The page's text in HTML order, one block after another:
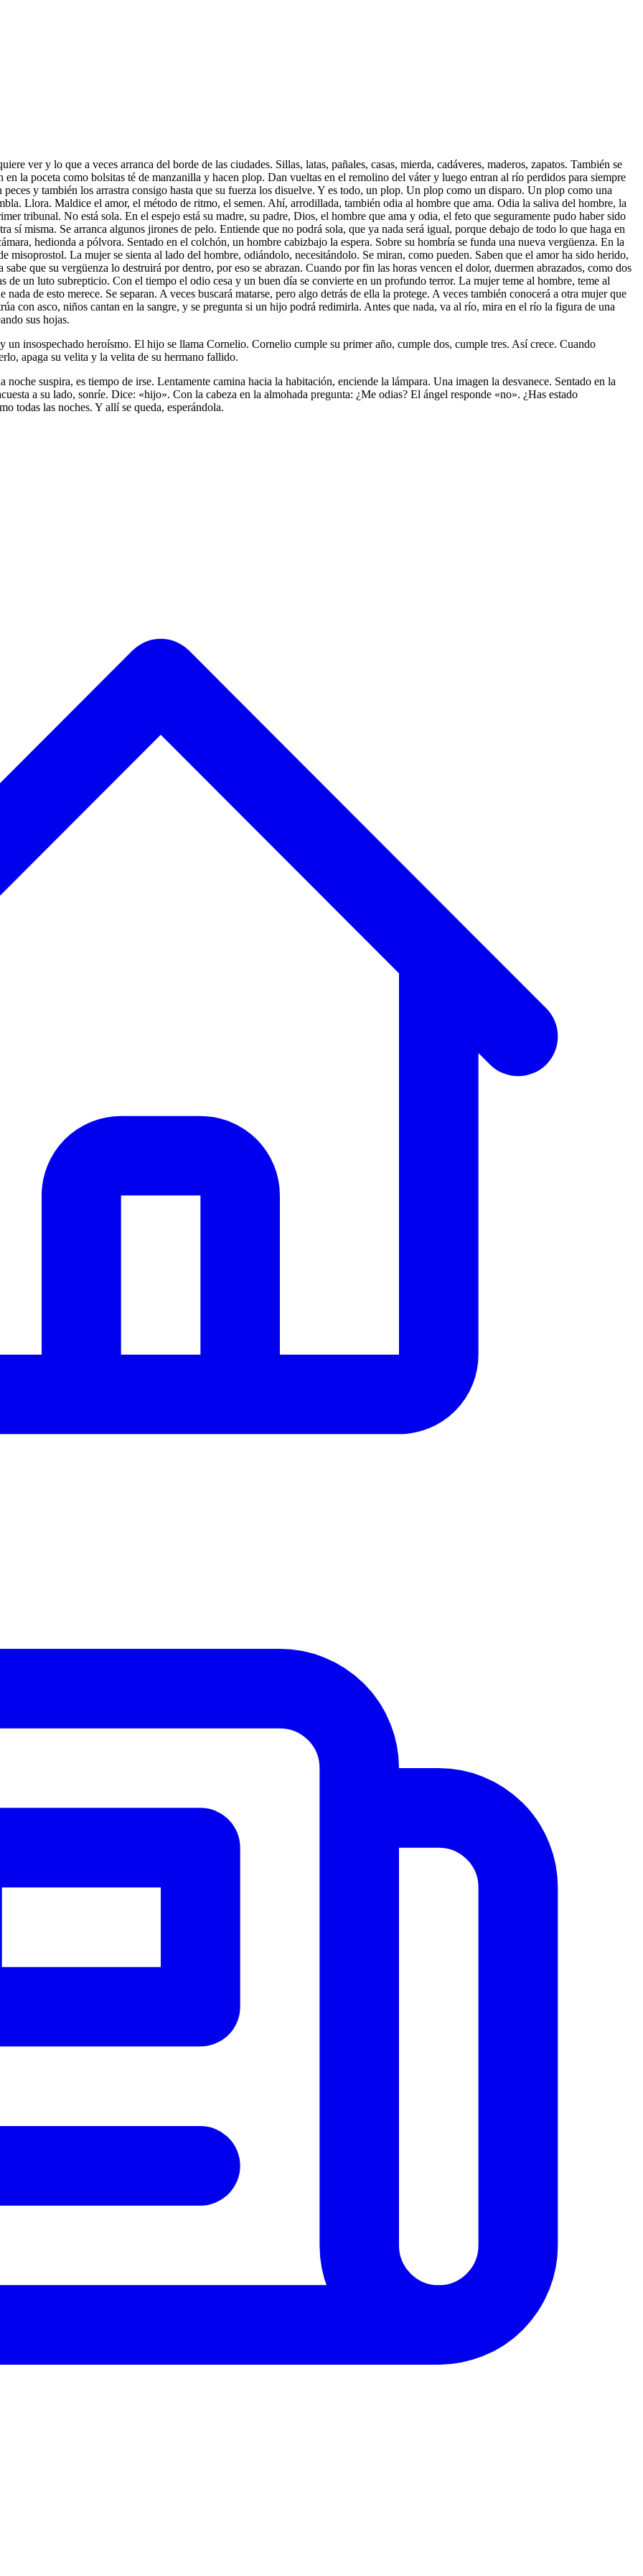
ver y lo que a veces arranca del borde de las ciudades. Sillas, latas, pañales, casas, mierda, cadáveres, maderos, zapatos. También se
la poceta como bolsitas té de manzanilla y hacen plop. Dan vueltas en el remolino del váter y luego entran al río perdidos para siempre
y también los arrastra consigo hasta que su fuerza los disuelve. Y es todo, un plop. Un plop como un disparo. Un plop como una
Llora. Maldice el amor, el método de ritmo, el semen. Ahí, arrodillada, también odia al hombre que ama. Odia la saliva del hombre, la
tribunal. No está sola. En el espejo está su madre, su padre, Dios, el hombre que ama y odia, el feto que seguramente pudo haber sido
sí misma. Se arranca algunos jirones de pelo. Entiende que no podrá sola, que ya nada será igual, porque debajo de todo lo que haga en
hedionda a pólvora. Sentado en el colchón, un hombre cabizbajo la espera. Sobre su hombría se funda una nueva vergüenza. En la
misoprostol. La mujer se sienta al lado del hombre, odiándolo, necesitándolo. Se miran, como pueden. Saben que el amor ha sido herido,
que su vergüenza lo destruirá por dentro, por eso se abrazan. Cuando por fin las horas vencen el dolor, duermen abrazados, como dos
de un luto subrepticio. Con el tiempo el odio cesa y un buen día se convierte en un profundo terror. La mujer teme al hombre, teme al
de esto merece. Se separan. A veces buscará matarse, pero algo detrás de ella la protege. A veces también conocerá a otra mujer que
con asco, niños cantan en la sangre, y se pregunta si un hijo podrá redimirla. Antes que nada, va al río, mira en el río la figura de una
sus hojas.
un insospechado heroísmo. El hijo se llama Cornelio. Cornelio cumple su primer año, cumple dos, cumple tres. Así crece. Cuando
apaga su velita y la velita de su hermano fallido.
suspira, es tiempo de irse. Lentamente camina hacia la habitación, enciende la lámpara. Una imagen la desvanece. Sentado en la
a su lado, sonríe. Dice: «hijo». Con la cabeza en la almohada pregunta: ¿Me odias? El ángel responde «no». ¿Has estado
todas las noches. Y allí se queda, esperándola.